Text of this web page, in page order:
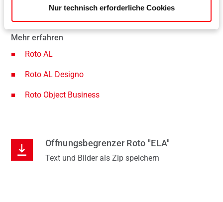
Nur technisch erforderliche Cookies
Mehr erfahren
Roto AL
Roto AL Designo
Roto Object Business
Öffnungsbegrenzer Roto "ELA"
Text und Bilder als Zip speichern